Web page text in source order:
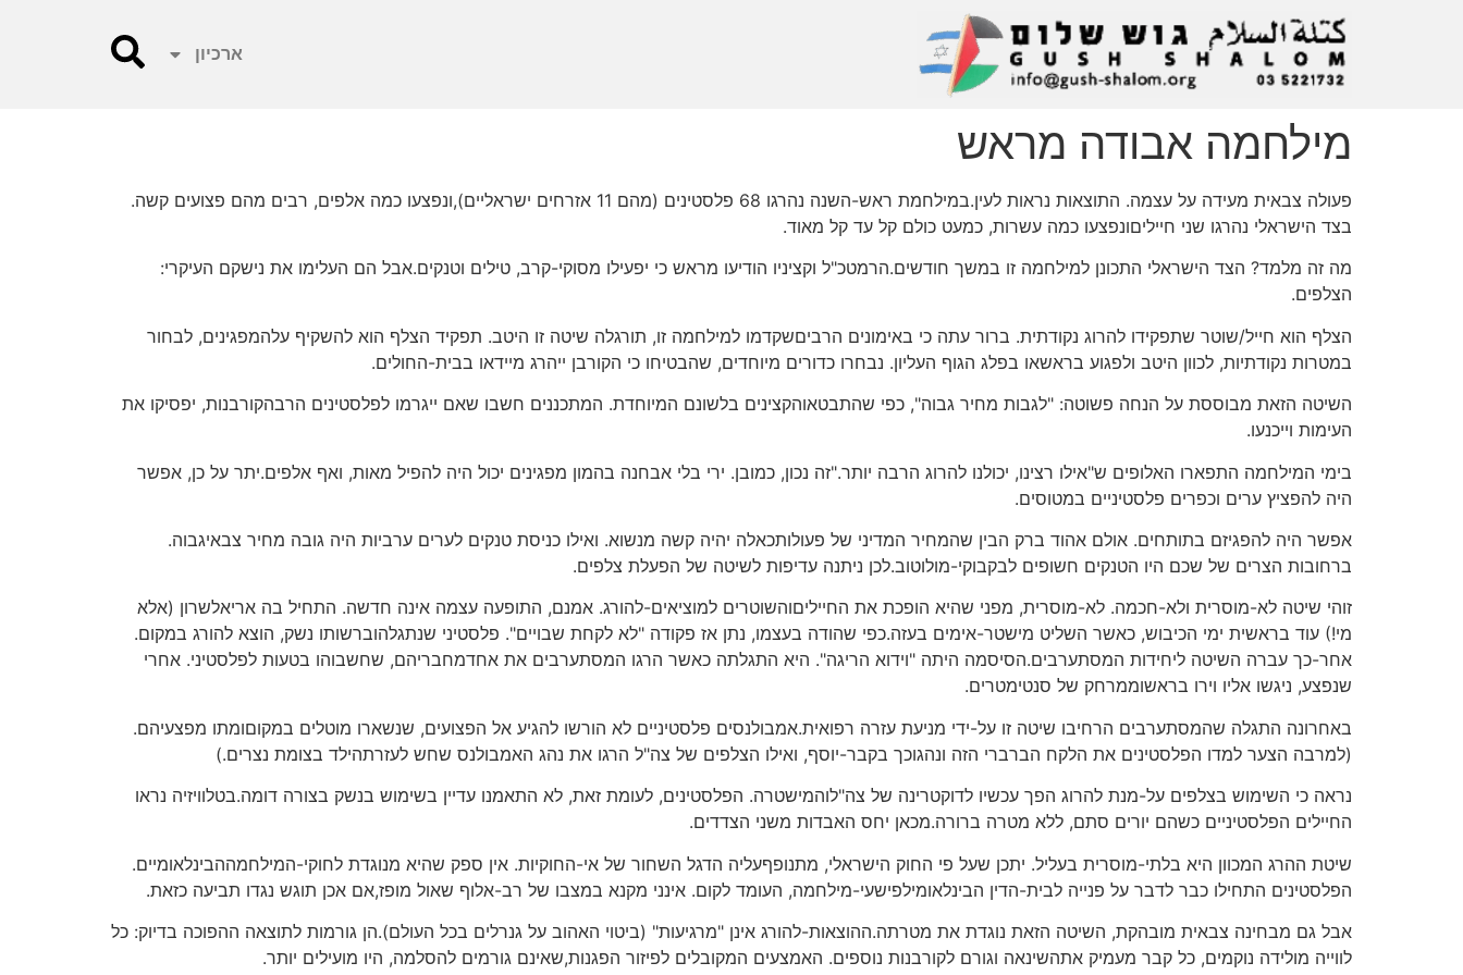
ארכיון
מילחמה אבודה מראש
פעולה צבאית מעידה על עצמה. התוצאות נראות לעין.במילחמת ראש-השנה נהרגו 68 פלסטינים (מהם 11 אזרחים ישראליים),ונפצעו כמה אלפים, רבים מהם פצועים קשה.
בצד הישראלי נהרגו שני חייליםונפצעו כמה עשרות, כמעט כולם קל עד קל מאוד.
מה זה מלמד? הצד הישראלי התכונן למילחמה זו במשך חודשים.הרמטכ"ל וקציניו הודיעו מראש כי יפעילו מסוקי-קרב, טילים וטנקים.אבל הם העלימו את נישקם העיקרי:
הצלפים.
הצלף הוא חייל/שוטר שתפקידו להרוג נקודתית. ברור עתה כי באימונים הרביםשקדמו למילחמה זו, תורגלה שיטה זו היטב. תפקיד הצלף הוא להשקיף עלהמפגינים, לבחור
במטרות נקודתיות, לכוון היטב ולפגוע בראשאו בפלג הגוף העליון. נבחרו כדורים מיוחדים, שהבטיחו כי הקורבן ייהרג מיידאו בבית-החולים.
השיטה הזאת מבוססת על הנחה פשוטה: "לגבות מחיר גבוה", כפי שהתבטאוהקצינים בלשונם המיוחדת. המתכננים חשבו שאם ייגרמו לפלסטינים הרבהקורבנות, יפסיקו את
העימות וייכנעו.
בימי המילחמה התפארו האלופים ש"אילו רצינו, יכולנו להרוג הרבה יותר."זה נכון, כמובן. ירי בלי אבחנה בהמון מפגינים יכול היה להפיל מאות, ואף אלפים.יתר על כן, אפשר
היה להפציץ ערים וכפרים פלסטיניים במטוסים.
אפשר היה להפגיזם בתותחים. אולם אהוד ברק הבין שהמחיר המדיני של פעולותכאלה יהיה קשה מנשוא. ואילו כניסת טנקים לערים ערביות היה גובה מחיר צבאיגבוה.
ברחובות הצרים של שכם היו הטנקים חשופים לבקבוקי-מולוטוב.לכן ניתנה עדיפות לשיטה של הפעלת צלפים.
זוהי שיטה לא-מוסרית ולא-חכמה. לא-מוסרית, מפני שהיא הופכת את החייליםוהשוטרים למוציאים-להורג. אמנם, התופעה עצמה אינה חדשה. התחיל בה אריאלשרון (אלא
מי!) עוד בראשית ימי הכיבוש, כאשר השליט מישטר-אימים בעזה.כפי שהודה בעצמו, נתן אז פקודה "לא לקחת שבויים". פלסטיני שנתגלהוברשותו נשק, הוצא להורג במקום.
אחר-כך עברה השיטה ליחידות המסתערבים.הסיסמה היתה "וידוא הריגה". היא התגלתה כאשר הרגו המסתערבים את אחדמחבריהם, שחשבוהו בטעות לפלסטיני. אחרי
שנפצע, ניגשו אליו וירו בראשוממרחק של סנטימטרים.
באחרונה התגלה שהמסתערבים הרחיבו שיטה זו על-ידי מניעת עזרה רפואית.אמבולנסים פלסטיניים לא הורשו להגיע אל הפצועים, שנשארו מוטלים במקוםומתו מפצעיהם.
(למרבה הצער למדו הפלסטינים את הלקח הברברי הזה ונהגוכך בקבר-יוסף, ואילו הצלפים של צה"ל הרגו את נהג האמבולנס שחש לעזרתהילד בצומת נצרים.)
נראה כי השימוש בצלפים על-מנת להרוג הפך עכשיו לדוקטרינה של צה"לוהמישטרה. הפלסטינים, לעומת זאת, לא התאמנו עדיין בשימוש בנשק בצורה דומה.בטלוויזיה נראו
החיילים הפלסטיניים כשהם יורים סתם, ללא מטרה ברורה.מכאן יחס האבדות משני הצדדים.
שיטת ההרג המכוון היא בלתי-מוסרית בעליל. יתכן שעל פי החוק הישראלי, מתנופףעליה הדגל השחור של אי-החוקיות. אין ספק שהיא מנוגדת לחוקי-המילחמההבינלאומיים.
הפלסטינים התחילו כבר לדבר על פנייה לבית-הדין הבינלאומילפישעי-מילחמה, העומד לקום. אינני מקנא במצבו של רב-אלוף שאול מופז,אם אכן תוגש נגדו תביעה כזאת.
אבל גם מבחינה צבאית מובהקת, השיטה הזאת נוגדת את מטרתה.ההוצאות-להורג אינן "מרגיעות" (ביטוי האהוב על גנרלים בכל העולם).הן גורמות לתוצאה ההפוכה בדיוק: כל
לווייה מולידה נוקמים, כל קבר מעמיק אתהשינאה וגורם לקורבנות נוספים. האמצעים המקובלים לפיזור הפגנות,שאינם גורמים להסלמה, היו מועילים יותר.